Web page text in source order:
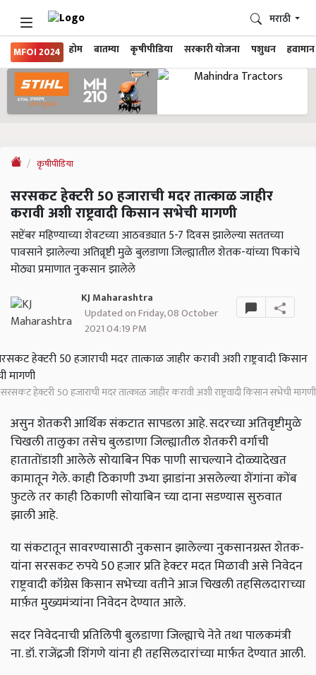
MFOI 2024 होम बातम्या कृषीपीडिया सरकारी योजना पशुधन हवामान
मराठी
कृषीपीडिया
सरसकट हेक्टरी 50 हजाराची मदर तात्काळ जाहीर
करावी अशी राष्ट्रवादी किसान सभेची मागणी
सप्टेंबर महिण्याच्या शेवटच्या आठवड्यात 5-7 दिवस झालेल्या सततच्या
पावसाने झालेल्या अतिव्रृष्टी मुळे बुलडाणा जिल्ह्यातील शेतक-यांच्या पिकांचे
मोठ्या प्रमाणात नुकसान झालेले
KJ Maharashtra
Updated on Friday, 08 October
2021 04:19 PM
सरसकट हेक्टरी 50 हजाराची मदर तात्काळ जाहीर करावी अशी राष्ट्रवादी किसान सभेची मागणी
असुन शेतकरी आर्थिक संकटात सापडला आहे. सदरच्या अतिवृष्टीमुळे
चिखली तालुका तसेच बुलडाणा जिल्ह्यातील शेतकरी वर्गाची
हातातोंडाशी आलेले सोयाबिन पिक पाणी साचल्याने दोळ्यादेखत
कामातून गेले. काही ठिकाणी उभ्या झाडांना असलेल्या शेंगांना कोंब
फ़ुटले तर काही ठिकाणी सोयाबिन च्या दाना सडण्यास सुरुवात
झाली आहे.
या संकटातून सावरण्यासाठी नुकसान झालेल्या नुकसानग्रस्त शेतक-
यांना सरसकट रुपये 50 हजार प्रति हेक्टर मदत मिळावी असे निवेदन
राष्ट्रवादी कॉंग्रेस किसान सभेच्या वतीने आज चिखली तहसिलदाराच्या
मार्फ़त मुख्यमंत्र्यांना निवेदन देण्यात आले.
सदर निवेदनाची प्रतिलिपी बुलडाणा जिल्ह्याचे नेते तथा पालकमंत्री
ना. डॉ. राजेंद्रजी शिंगणे यांना ही तहसिलदारांच्या मार्फ़त देण्यात आली.